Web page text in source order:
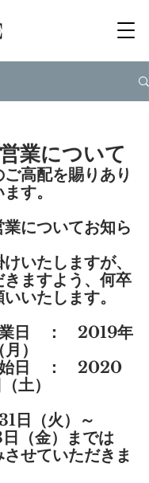
業について
高配を賜りあり
す。
についてお知ら
いたしますが、
きますよう、何卒
いたします。
日　：　2019年
）
日　：　2020
土）
日（火）～
（金）までは
せていただきま